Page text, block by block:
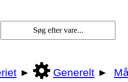
► Generelt ►